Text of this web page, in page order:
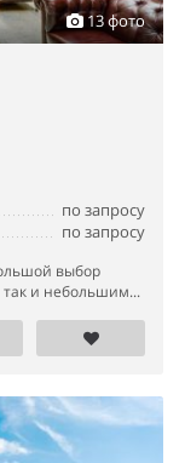
13 фото
по запросу
по запросу
выбор
так и небольшим...